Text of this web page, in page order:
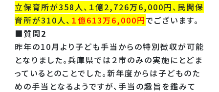
立保育所が358人、１億2,726万6,000円、民間保
育所が310人、 １億613万6,000円でございます。
■質問2
昨年の10月より子ども手当からの特別徴収が可能
となりました。兵庫県では２市のみの実施にとどま
っているとのことでした。新年度からは子どものた
めの手当となるようですが、手当の趣旨を鑑みて